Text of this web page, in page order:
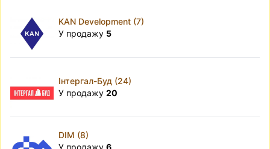
KAN Development (7)
У продажу 5
Інтергал-Буд (24)
У продажу 20
DIM (8)